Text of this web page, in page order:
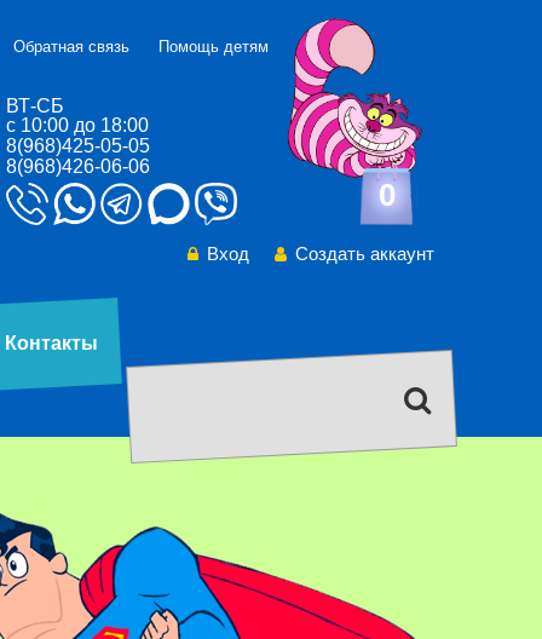
ВТ-СБ
с 10:00 до 18:00
8(968)425-05-05
8(968)426-06-06
Обратная связь Помощь детям
0
Вход Создать аккаунт
Контакты